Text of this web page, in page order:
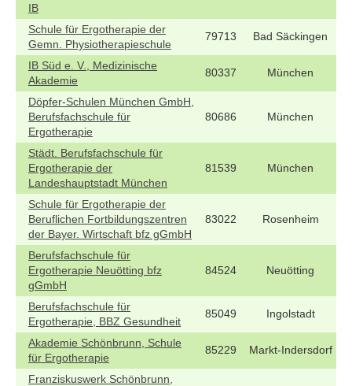
IB
Schule für Ergotherapie der
Gemn. Physiotherapieschule
79713 Bad Säckingen
IB Süd e. V., Medizinische
Akademie
80337 München
Döpfer-Schulen München GmbH,
Berufsfachschule für
Ergotherapie
80686 München
Städt. Berufsfachschule für
Ergotherapie der
Landeshauptstadt München
81539 München
Schule für Ergotherapie der
Beruflichen Fortbildungszentren
der Bayer. Wirtschaft bfz gGmbH
83022 Rosenheim
Berufsfachschule für
Ergotherapie Neuötting bfz
gGmbH
84524 Neuötting
Berufsfachschule für
Ergotherapie, BBZ Gesundheit
85049 Ingolstadt
Akademie Schönbrunn, Schule
für Ergotherapie
85229 Markt-Indersdorf
Franziskuswerk Schönbrunn,